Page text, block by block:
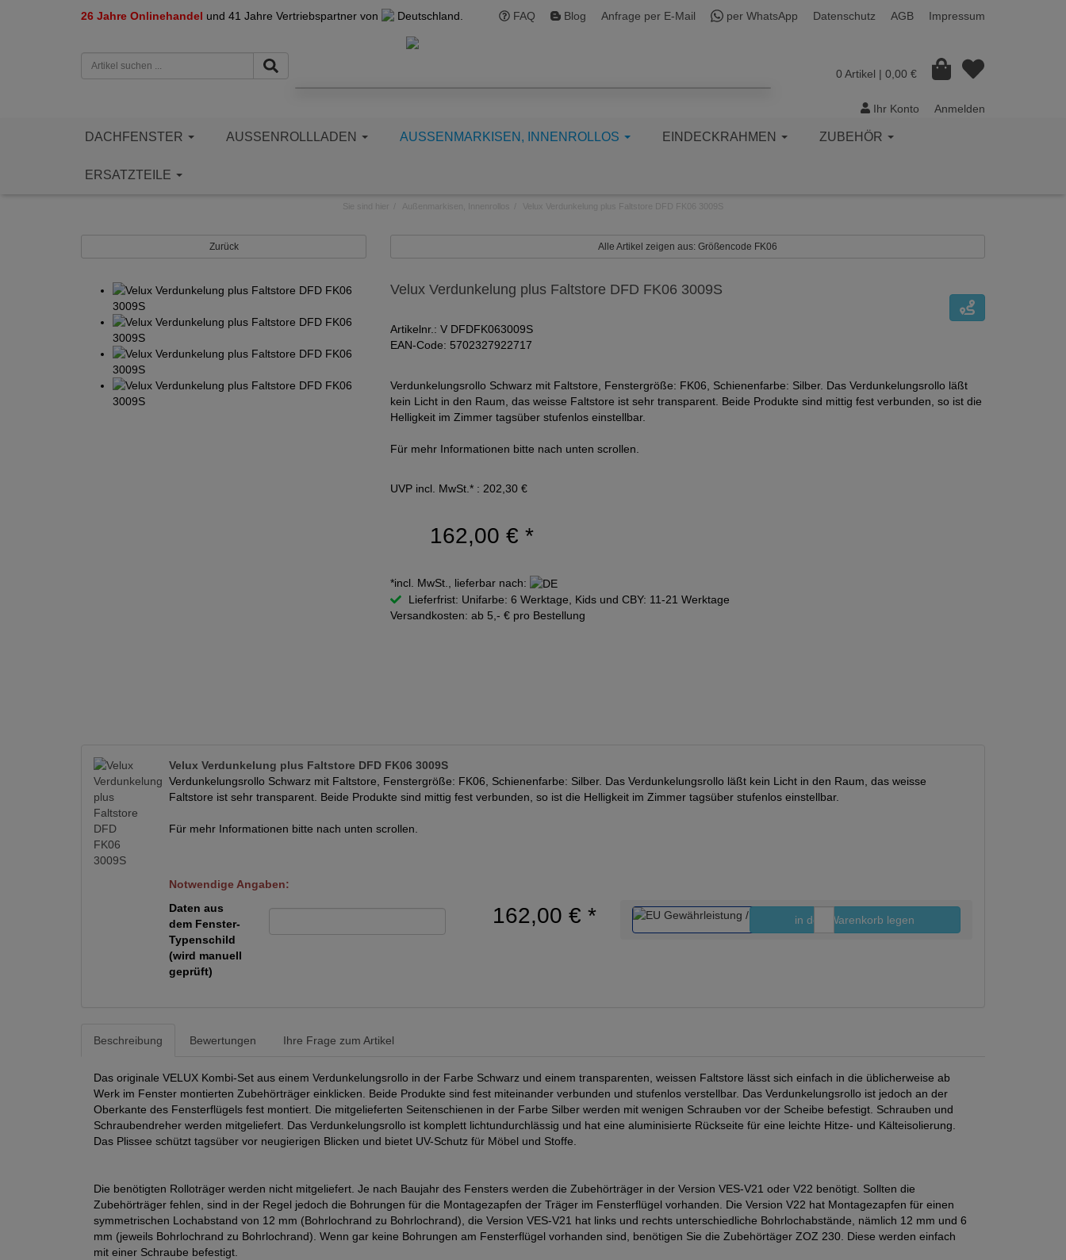
26 Jahre Onlinehandel und 41 Jahre Vertriebspartner von Deutschland. FAQ Blog Anfrage per E-Mail per WhatsApp Datenschutz AGB Impressum
0 Artikel | 0,00 €
Ihr Konto Anmelden
DACHFENSTER AUSSENROLLLADEN AUSSENMARKISEN, INNENROLLOS EINDECKRAHMEN ZUBEHÖR
ERSATZTEILE
Sie sind hier Außenmarkisen, Innenrollos Velux Verdunkelung plus Faltstore DFD FK06 3009S
Zurück Alle Artikel zeigen aus: Größencode FK06
Velux Verdunkelung plus Faltstore DFD FK06 3009S
Artikelnr.: V DFDFK063009S
EAN-Code: 5702327922717
Verdunkelungsrollo Schwarz mit Faltstore, Fenstergröße: FK06, Schienenfarbe: Silber. Das Verdunkelungsrollo läßt
kein Licht in den Raum, das weisse Faltstore ist sehr transparent. Beide Produkte sind mittig fest verbunden, so ist die
Helligkeit im Zimmer tagsüber stufenlos einstellbar.
Für mehr Informationen bitte nach unten scrollen.
UVP incl. MwSt.* : 202,30 €
162,00 € *
*incl. MwSt., lieferbar nach:
Lieferfrist: Unifarbe: 6 Werktage, Kids und CBY: 11-21 Werktage
Versandkosten: ab 5,- € pro Bestellung
Velux Verdunkelung plus Faltstore DFD FK06 3009S
Verdunkelungsrollo Schwarz mit Faltstore, Fenstergröße: FK06, Schienenfarbe: Silber. Das Verdunkelungsrollo läßt kein Licht in den Raum, das weisse
Faltstore ist sehr transparent. Beide Produkte sind mittig fest verbunden, so ist die Helligkeit im Zimmer tagsüber stufenlos einstellbar.
Für mehr Informationen bitte nach unten scrollen.
Notwendige Angaben:
Daten aus
dem Fenster-
Typenschild
(wird manuell
geprüft)
162,00 € * Stk.
in den Warenkorb legen
Beschreibung Bewertungen Ihre Frage zum Artikel
Das originale VELUX Kombi-Set aus einem Verdunkelungsrollo in der Farbe Schwarz und einem transparenten, weissen Faltstore lässt sich einfach in die üblicherweise ab
Werk im Fenster montierten Zubehörträger einklicken. Beide Produkte sind fest miteinander verbunden und stufenlos verstellbar. Das Verdunkelungsrollo ist jedoch an der
Oberkante des Fensterflügels fest montiert. Die mitgelieferten Seitenschienen in der Farbe Silber werden mit wenigen Schrauben vor der Scheibe befestigt. Schrauben und
Schraubendreher werden mitgeliefert. Das Verdunkelungsrollo ist komplett lichtundurchlässig und hat eine aluminisierte Rückseite für eine leichte Hitze- und Kälteisolierung.
Das Plissee schützt tagsüber vor neugierigen Blicken und bietet UV-Schutz für Möbel und Stoffe.
Die benötigten Rolloträger werden nicht mitgeliefert. Je nach Baujahr des Fensters werden die Zubehörträger in der Version VES-V21 oder V22 benötigt. Sollten die
Zubehörträger fehlen, sind in der Regel jedoch die Bohrungen für die Montagezapfen der Träger im Fensterflügel vorhanden. Die Version V22 hat Montagezapfen für einen
symmetrischen Lochabstand von 12 mm (Bohrlochrand zu Bohrlochrand), die Version VES-V21 hat links und rechts unterschiedliche Bohrlochabstände, nämlich 12 mm und 6
mm (jeweils Bohrlochrand zu Bohrlochrand). Wenn gar keine Bohrungen am Fensterflügel vorhanden sind, benötigen Sie die Zubehörtäger ZOZ 230. Diese werden einfach
mit einer Schraube befestigt.